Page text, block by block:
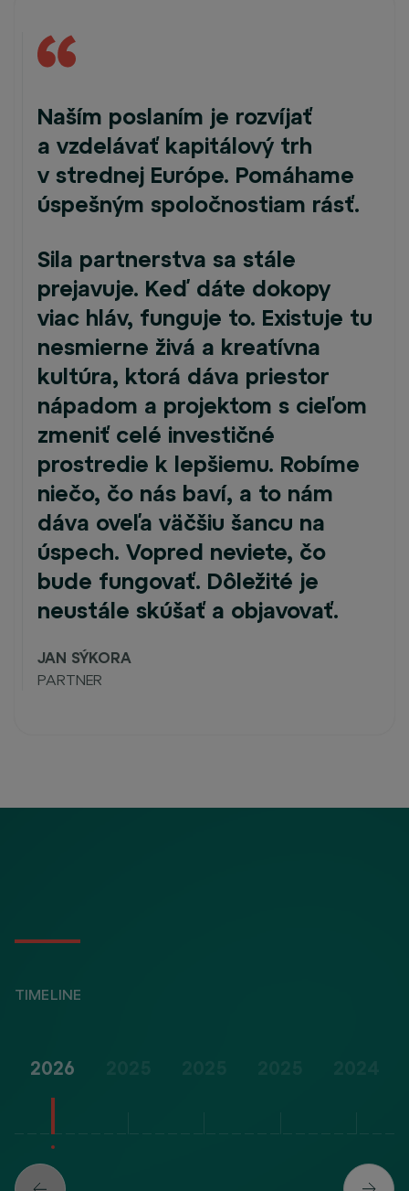
Naším poslaním je rozvíjať
a vzdelávať kapitálový trh
v strednej Európe. Pomáhame
úspešným spoločnostiam rásť.
Sila partnerstva sa stále
prejavuje. Keď dáte dokopy
viac hláv, funguje to. Existuje tu
nesmierne živá a kreatívna
kultúra, ktorá dáva priestor
nápadom a projektom s cieľom
zmeniť celé investičné
prostredie k lepšiemu. Robíme
niečo, čo nás baví, a to nám
dáva oveľa väčšiu šancu na
úspech. Vopred neviete, čo
bude fungovať. Dôležité je
neustále skúšať a objavovať.
JAN SÝKORA
PARTNER
TIMELINE
2026